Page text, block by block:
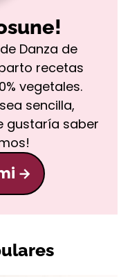
Danza de
recetas
vegetales.
sencilla,
gustaría saber